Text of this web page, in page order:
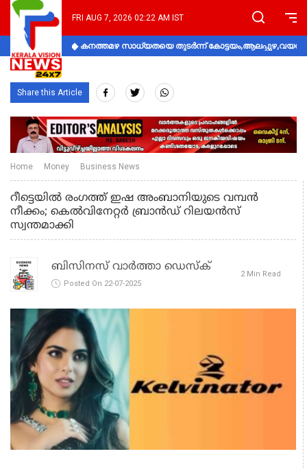
FRI AUG 7, 2026 02:22 AM IST
കനത്തമഴ സാധ്യതയെ തുടർന്ന്
Share this Article
Home Money Business News
റീട്ടെയിൽ രംഗത്ത് ഇഷ അംബാനിയുടെ വമ്പൻ
നീക്കം; കെൽവിനേറ്റർ ബ്രാൻഡ് റിലയൻസ്
സ്വന്തമാക്കി
ബിസിനസ് വാർത്താ ഡെസ്ക്
Posted On 22-07-2025
2 Min Read